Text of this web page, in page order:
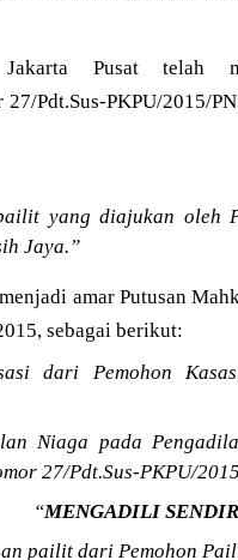
Pusat telah
27/Pdt.Sus-PKPU/2015/
yang diajukan oleh
Jaya.”
amar Putusan
sebagai berikut:
dari Pemohon
Niaga pada
27/Pdt.Sus-PKPU/
“MENGADILI
pailit dari Pemohon